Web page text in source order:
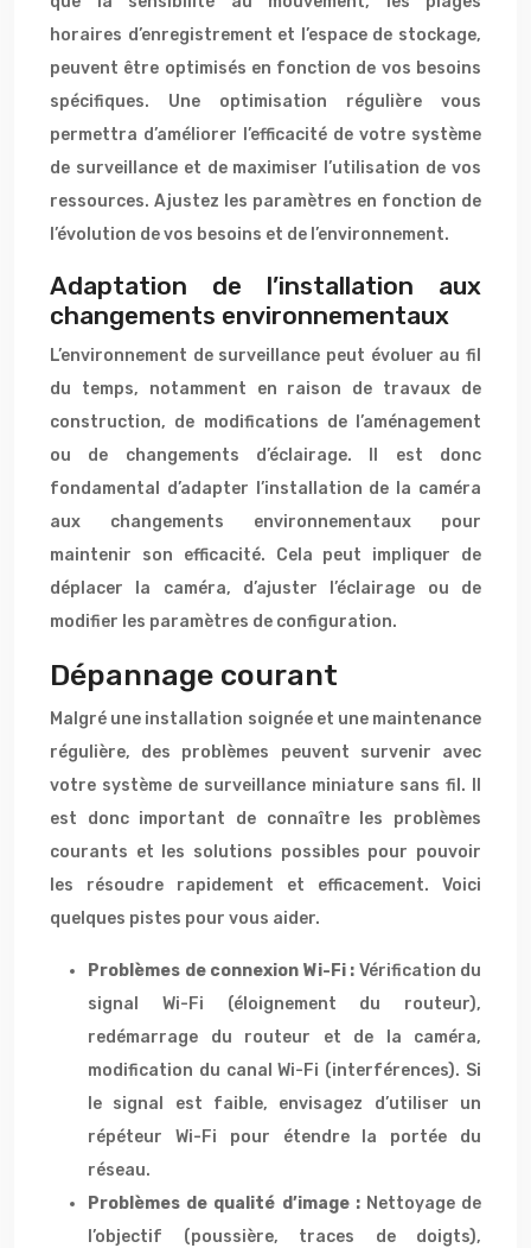
horaires d’enregistrement et l’espace de stockage,
peuvent être optimisés en fonction de vos besoins
spécifiques. Une optimisation régulière vous
permettra d’améliorer l’efficacité de votre système
de surveillance et de maximiser l’utilisation de vos
ressources. Ajustez les paramètres en fonction de
l’évolution de vos besoins et de l’environnement.
Adaptation de l’installation aux
changements environnementaux
L’environnement de surveillance peut évoluer au fil
du temps, notamment en raison de travaux de
construction, de modifications de l’aménagement
ou de changements d’éclairage. Il est donc
fondamental d’adapter l’installation de la caméra
aux changements environnementaux pour
maintenir son efficacité. Cela peut impliquer de
déplacer la caméra, d’ajuster l’éclairage ou de
modifier les paramètres de configuration.
Dépannage courant
Malgré une installation soignée et une maintenance
régulière, des problèmes peuvent survenir avec
votre système de surveillance miniature sans fil. Il
est donc important de connaître les problèmes
courants et les solutions possibles pour pouvoir
les résoudre rapidement et efficacement. Voici
quelques pistes pour vous aider.
Problèmes de connexion Wi-Fi : Vérification du
signal Wi-Fi (éloignement du routeur),
redémarrage du routeur et de la caméra,
modification du canal Wi-Fi (interférences). Si
le signal est faible, envisagez d’utiliser un
répéteur Wi-Fi pour étendre la portée du
réseau.
Problèmes de qualité d’image : Nettoyage de
l’objectif (poussière, traces de doigts),